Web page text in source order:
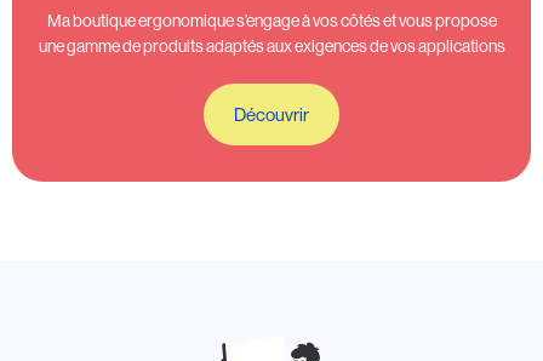
Ma boutique ergonomique s’engage à vos côtés et vous propose
une gamme de produits adaptés aux exigences de vos applications
Découvrir